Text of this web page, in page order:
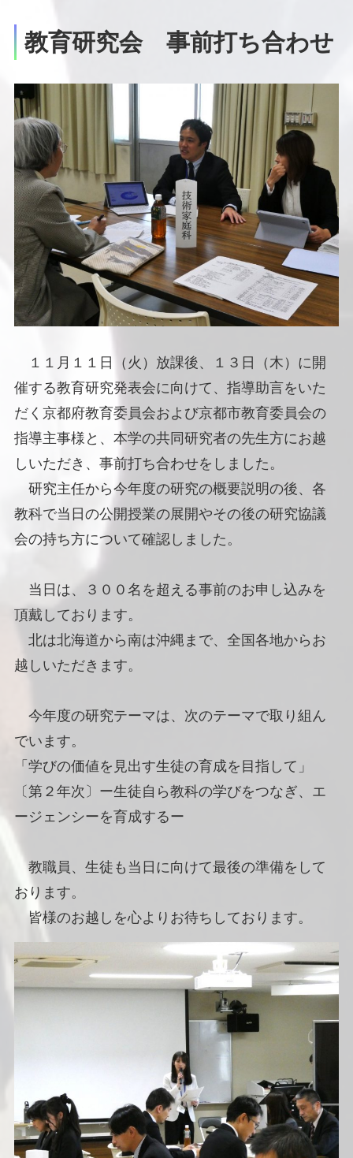
教育研究会 事前打ち合わせ
１１月１１日（火）放課後、１３日（木）に開
催する教育研究発表会に向けて、指導助言をいた
だく京都府教育委員会および京都市教育委員会の
指導主事様と、本学の共同研究者の先生方にお越
しいただき、事前打ち合わせをしました。
研究主任から今年度の研究の概要説明の後、各
教科で当日の公開授業の展開やその後の研究協議
会の持ち方について確認しました。
当日は、３００名を超える事前のお申し込みを
頂戴しております。
北は北海道から南は沖縄まで、全国各地からお
越しいただきます。
今年度の研究テーマは、次のテーマで取り組ん
でいます。
「学びの価値を見出す生徒の育成を目指して」
〔第２年次〕ー生徒自ら教科の学びをつなぎ、エ
ージェンシーを育成するー
教職員、生徒も当日に向けて最後の準備をして
おります。
皆様のお越しを心よりお待ちしております。